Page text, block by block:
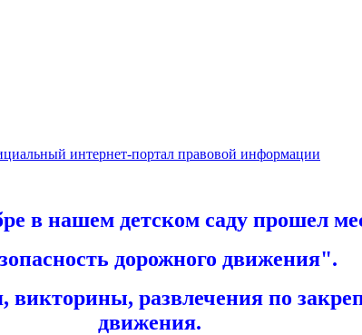
нашем детском саду прошел
дорожного движения".
викторины, развлечения по
движения.